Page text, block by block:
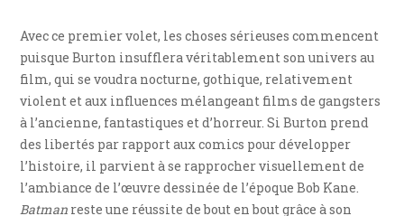
Avec ce premier volet, les choses sérieuses commencent
puisque Burton insufflera véritablement son univers au
film, qui se voudra nocturne, gothique, relativement
violent et aux influences mélangeant films de gangsters
à l’ancienne, fantastiques et d’horreur. Si Burton prend
des libertés par rapport aux comics pour développer
l’histoire, il parvient à se rapprocher visuellement de
l’ambiance de l’œuvre dessinée de l’époque Bob Kane.
Batman reste une réussite de bout en bout grâce à son